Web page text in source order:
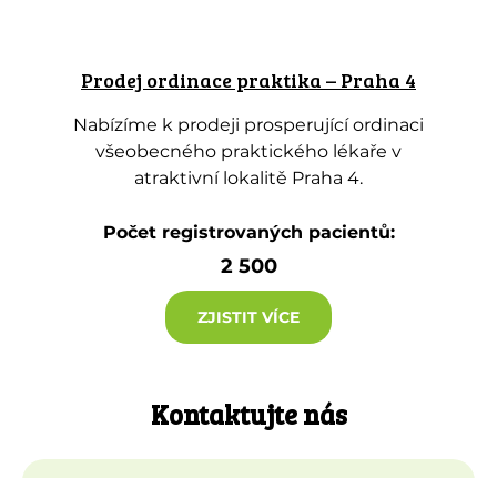
Prodej ordinace praktika – Praha 4
Nabízíme k prodeji prosperující ordinaci
všeobecného praktického lékaře v
atraktivní lokalitě Praha 4.
Počet registrovaných pacientů:
2 500
ZJISTIT VÍCE
Kontaktujte nás